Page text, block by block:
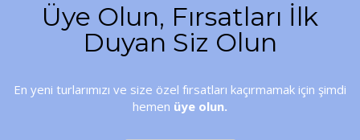
Üye Olun, Fırsatları İlk
Duyan Siz Olun
En yeni turlarımızı ve size özel fırsatları kaçırmamak için şimdi
hemen üye olun.